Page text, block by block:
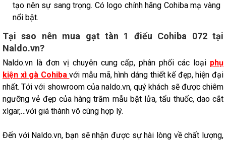
tạo nên sự sang trọng. Có logo chính hãng Cohiba mạ vàng
nổi bật.
Tại sao nên mua gạt tàn 1 điếu Cohiba 072 tại
Naldo.vn?
Naldo.vn là đơn vị chuyên cung cấp, phân phối các loại phụ
kiện xì gà Cohibavới mẫu mã, hình dáng thiết kế đẹp, hiện đại
nhất. Tới với showroom của naldo.vn, quý khách sẽ được chiêm
ngưỡng vẻ đẹp của hàng trăm mẫu bật lửa, tẩu thuốc, dao cắt
xìgar,…với giá thành vô cùng hợp lý.
Đến với Naldo.vn, bạn sẽ nhận được sự hài lòng về chất lượng,